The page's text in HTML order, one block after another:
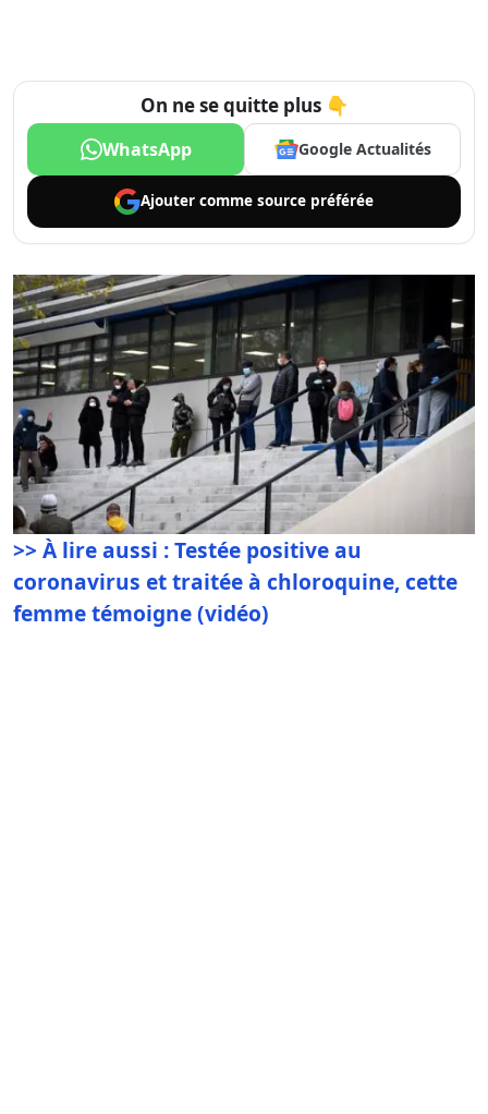
On ne se quitte plus 👇
WhatsApp Google Actualités
Ajouter comme source préférée
>> À lire aussi : Testée positive au
coronavirus et traitée à chloroquine, cette
femme témoigne (vidéo)